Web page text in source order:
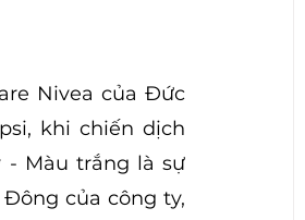
Nivea của Đức
khi chiến dịch
- Màu trắng là sự
của công ty,